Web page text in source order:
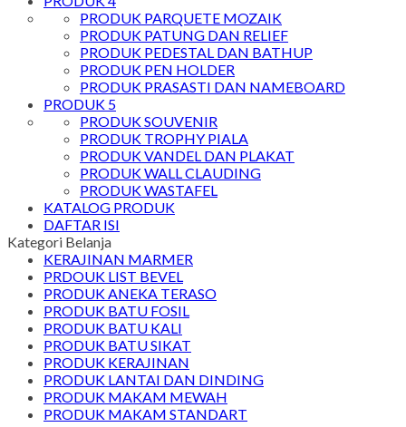
PRODUK PARQUETE MOZAIK
PRODUK PATUNG DAN RELIEF
PRODUK PEDESTAL DAN BATHUP
PRODUK PEN HOLDER
PRODUK PRASASTI DAN NAMEBOARD
PRODUK 5
PRODUK SOUVENIR
PRODUK TROPHY PIALA
PRODUK VANDEL DAN PLAKAT
PRODUK WALL CLAUDING
PRODUK WASTAFEL
KATALOG PRODUK
DAFTAR ISI
Kategori Belanja
KERAJINAN MARMER
PRDOUK LIST BEVEL
PRODUK ANEKA TERASO
PRODUK BATU FOSIL
PRODUK BATU KALI
PRODUK BATU SIKAT
PRODUK KERAJINAN
PRODUK LANTAI DAN DINDING
PRODUK MAKAM MEWAH
PRODUK MAKAM STANDART